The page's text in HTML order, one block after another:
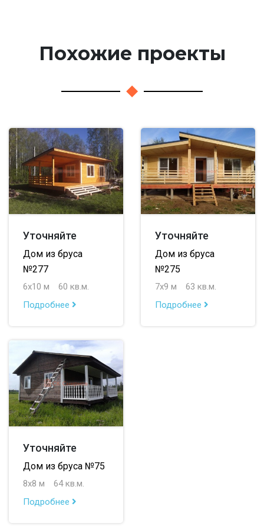
Похожие проекты
Уточняйте
Дом из бруса
№277
6х10 м
60 кв.м.
Подробнее
Уточняйте
Дом из бруса
№275
7х9 м
63 кв.м.
Подробнее
Уточняйте
Дом из бруса №75
8х8 м
64 кв.м.
Подробнее